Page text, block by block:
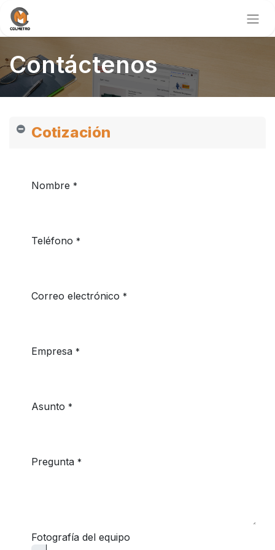
Contáctenos
Cotización
Nombre *
Teléfono *
Correo electrónico *
Empresa *
Asunto *
Pregunta *
Fotografía del equipo